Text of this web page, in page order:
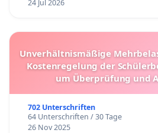
24 Jul 2026
Unverhältnismäßige
Kostenregelung der
um Überprüfung und
702 Unterschriften
64 Unterschriften / 30 Tage
26 Nov 2025